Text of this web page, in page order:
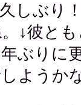
しぶり
。↓彼と
ぶりに
ようか